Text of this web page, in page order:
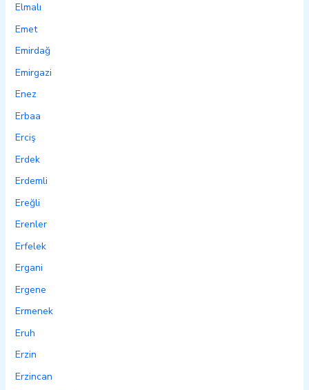
Elmalı
Emet
Emirdağ
Emirgazi
Enez
Erbaa
Erciş
Erdek
Erdemli
Ereğli
Erenler
Erfelek
Ergani
Ergene
Ermenek
Eruh
Erzin
Erzincan